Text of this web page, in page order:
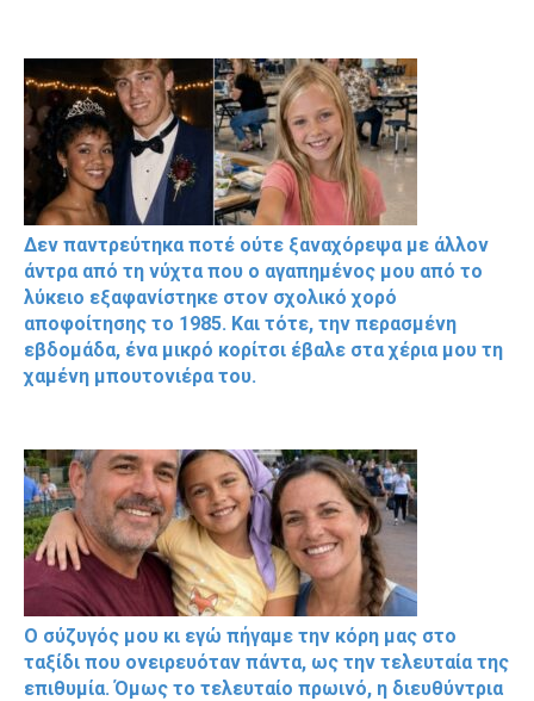
Δεν παντρεύτηκα ποτέ ούτε ξαναχόρεψα με άλλον
άντρα από τη νύχτα που ο αγαπημένος μου από το
λύκειο εξαφανίστηκε στον σχολικό χορό
αποφοίτησης το 1985. Και τότε, την περασμένη
εβδομάδα, ένα μικρό κορίτσι έβαλε στα χέρια μου τη
χαμένη μπουτονιέρα του.
Ο σύζυγός μου κι εγώ πήγαμε την κόρη μας στο
ταξίδι που ονειρευόταν πάντα, ως την τελευταία της
επιθυμία. Όμως το τελευταίο πρωινό, η διευθύντρια